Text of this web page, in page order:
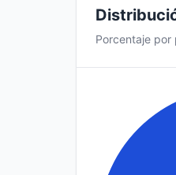
Porcentaje por